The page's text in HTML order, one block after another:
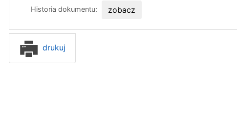
Historia dokumentu:
zobacz
drukuj